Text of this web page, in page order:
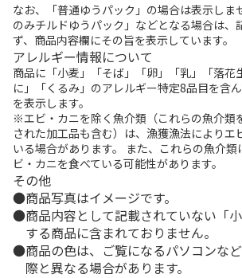
なお、「普通ゆうパック」の場合は表示しま
のみチルドゆうパック」などとなる場合は、
ず、商品内容欄にその旨を表示しています。
アレルギー情報について
商品に「小麦」「そば」「卵」「乳」「落花
に」「くるみ」のアレルギー特定8品目を含
を表示します。
※エビ・カニを除く魚介類（これらの魚介類
された加工品も含む）は、漁獲漁法によりエ
いる場合があります。 また、これらの魚介類
ビ・カニを食べている可能性があります。
その他
商品写真はイメージです。
商品内容として記載されていない「
する商品に含まれておりません。
商品の色は、ご覧になるパソコンな
際と異なる場合があります。